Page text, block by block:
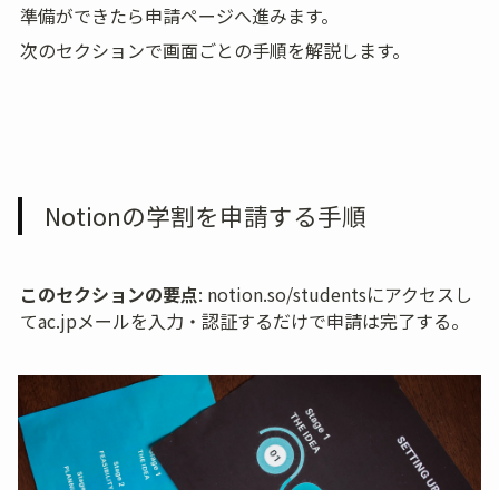
準備ができたら申請ページへ進みます。
次のセクションで画面ごとの手順を解説します。
Notionの学割を申請する手順
このセクションの要点: notion.so/studentsにアクセスし
てac.jpメールを入力・認証するだけで申請は完了する。